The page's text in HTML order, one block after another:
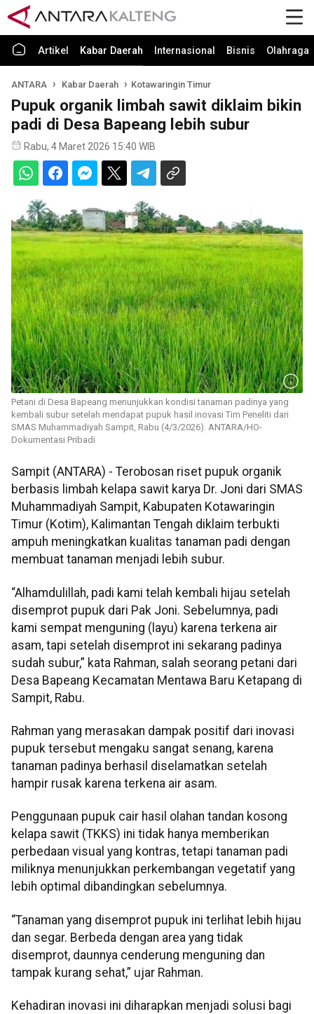
Artikel Kabar Daerah Internasional Bisnis Olahraga
ANTARA Kabar Daerah Kotawaringin Timur
Pupuk organik limbah sawit diklaim bikin
padi di Desa Bapeang lebih subur
Rabu, 4 Maret 2026 15:40 WIB
Petani di Desa Bapeang menunjukkan kondisi tanaman padinya yang
kembali subur setelah mendapat pupuk hasil inovasi Tim Peneliti dari
SMAS Muhammadiyah Sampit, Rabu (4/3/2026). ANTARA/HO-
Dokumentasi Pribadi
Sampit (ANTARA) - Terobosan riset pupuk organik
berbasis limbah kelapa sawit karya Dr. Joni dari SMAS
Muhammadiyah Sampit, Kabupaten Kotawaringin
Timur (Kotim), Kalimantan Tengah diklaim terbukti
ampuh meningkatkan kualitas tanaman padi dengan
membuat tanaman menjadi lebih subur.
“Alhamdulillah, padi kami telah kembali hijau setelah
disemprot pupuk dari Pak Joni. Sebelumnya, padi
kami sempat menguning (layu) karena terkena air
asam, tapi setelah disemprot ini sekarang padinya
sudah subur,” kata Rahman, salah seorang petani dari
Desa Bapeang Kecamatan Mentawa Baru Ketapang di
Sampit, Rabu.
Rahman yang merasakan dampak positif dari inovasi
pupuk tersebut mengaku sangat senang, karena
tanaman padinya berhasil diselamatkan setelah
hampir rusak karena terkena air asam.
Penggunaan pupuk cair hasil olahan tandan kosong
kelapa sawit (TKKS) ini tidak hanya memberikan
perbedaan visual yang kontras, tetapi tanaman padi
miliknya menunjukkan perkembangan vegetatif yang
lebih optimal dibandingkan sebelumnya.
“Tanaman yang disemprot pupuk ini terlihat lebih hijau
dan segar. Berbeda dengan area yang tidak
disemprot, daunnya cenderung menguning dan
tampak kurang sehat,” ujar Rahman.
Kehadiran inovasi ini diharapkan menjadi solusi bagi